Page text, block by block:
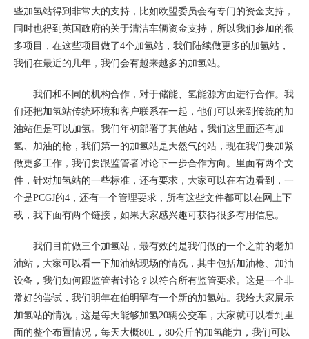
些加氢站得到非常大的支持，比如欧盟委员会有专门的资金支持，
同时也得到英国政府的关于清洁车辆资金支持，所以我们参加的很
多项目，在这些项目做了4个加氢站，我们陆续做更多的加氢站，
我们在最近的几年，我们会有越来越多的加氢站。
我们和不同的机构合作，对于储能、氢能源方面进行合作。我
们还把加氢站传统环境和客户联系在一起，他们可以来到传统的加
油站但是可以加氢。我们年初部署了其他站，我们这里面还有加
氢、加油的枪，我们第一的加氢站是天然气的站，现在我们要加紧
做更多工作，我们要跟监管者讨论下一步合作方向。里面有两个文
件，针对加氢站的一些标准，还有要求，大家可以在右边看到，一
个是PCGJ的4，还有一个管理要求，所有这些文件都可以在网上下
载，我下面有两个链接，如果大家感兴趣可获得很多有用信息。
我们目前做三个加氢站，最有效的是我们做的一个之前的老加
油站，大家可以看一下加油站现场的情况，其中包括加油枪、加油
设备，我们如何跟监管者讨论？以符合所有监管要求。这是一个非
常好的尝试，我们明年在伯明罕有一个新的加氢站。我给大家展示
加氢站的情况，这是每天能够加氢20辆公交车，大家就可以看到里
面的整个布置情况，每天大概80L，80公斤的加氢能力，我们可以